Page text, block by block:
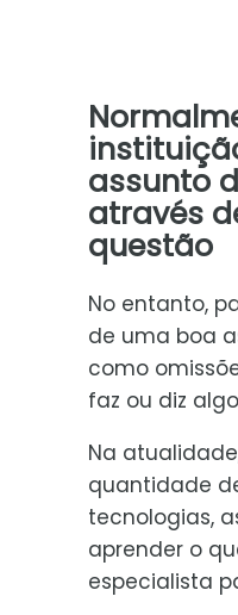
assunto
através
questão
No entanto,
de uma boa
como
faz ou diz
Na
quantidade
tecnologias,
aprender o
especialista